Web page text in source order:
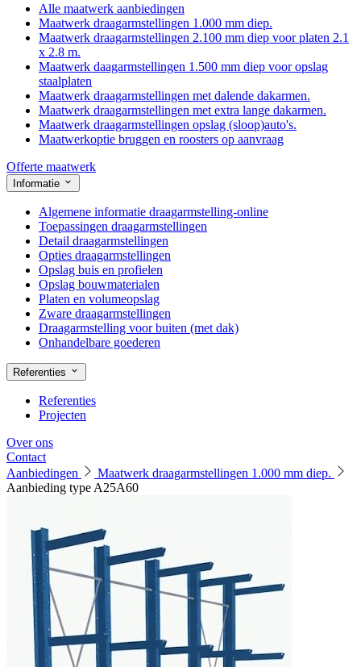
Alle maatwerk aanbiedingen
Maatwerk draagarmstellingen 1.000 mm diep.
Maatwerk draagarmstellingen 2.100 mm diep voor platen 2.1
x 2.8 m.
Maatwerk daagarmstellingen 1.500 mm diep voor opslag
staalplaten
Maatwerk draagarmstellingen met dalende dakarmen.
Maatwerk draagarmstellingen met extra lange dakarmen.
Maatwerk draagarmstellingen opslag (sloop)auto's.
Maatwerkoptie bruggen en roosters op aanvraag
Offerte maatwerk
Informatie
Algemene informatie draagarmstelling-online
Toepassingen draagarmstellingen
Detail draagarmstellingen
Opties draagarmstellingen
Opslag buis en profielen
Opslag bouwmaterialen
Platen en volumeopslag
Zware draagarmstellingen
Draagarmstelling voor buiten (met dak)
Onhandelbare goederen
Referenties
Referenties
Projecten
Over ons
Contact
Aanbiedingen
Maatwerk draagarmstellingen 1.000 mm diep.
Aanbieding type A25A60